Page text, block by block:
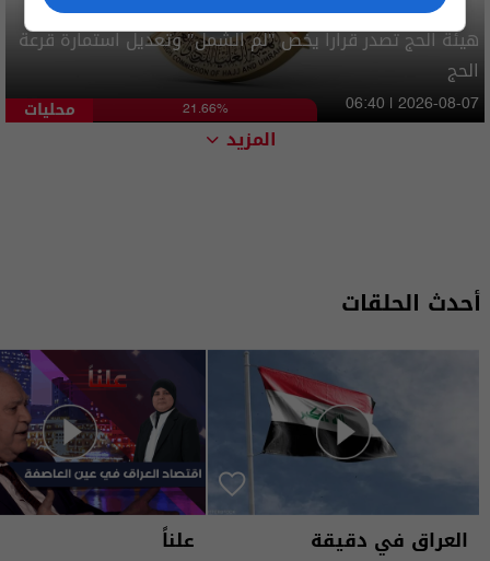
هيئة الحج تصدر قرارا يخص "لم الشمل" وتعديل استمارة قرعة
الحج
محليات 21.66% 06:40 | 2026-08-07
المزيد
أحدث الحلقات
العراق في دقيقة علناً